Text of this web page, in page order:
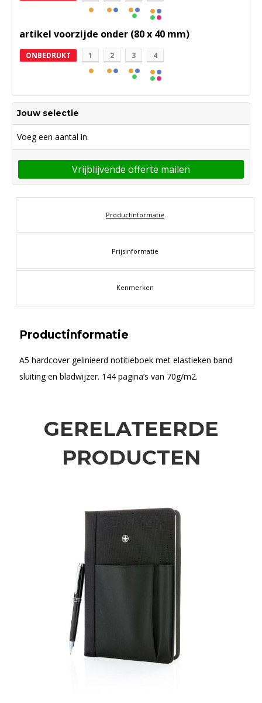
artikel voorzijde onder (80 x 40 mm)
ONBEDRUKT 1 2 3 4
Jouw selectie
Voeg een aantal in.
Vrijblijvende offerte mailen
Productinformatie
Prijsinformatie
Kenmerken
Productinformatie
A5 hardcover gelinieerd notitieboek met elastieken band
sluiting en bladwijzer. 144 pagina’s van 70g/m2.
GERELATEERDE
PRODUCTEN